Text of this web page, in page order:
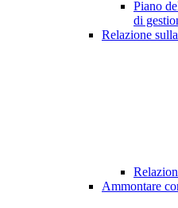
Piano
di
Relazione
Ammontare